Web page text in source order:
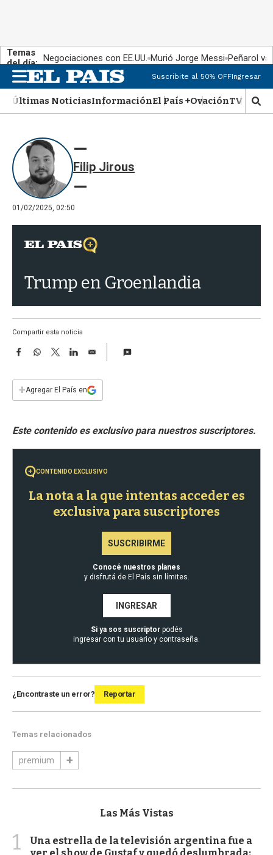
Temas
del día: Negociaciones con EE.UU. Murió Jorge Messi Peñarol
n
u
Suscribite al 50% OFFIngresar
Últimas NoticiasInformaciónEl País +OvaciónTV Show
M
o
q
Filip Jirous
01/02/2025, 02:50
Trump en Groenlandia
Compartir esta noticia
F
e
b
k
W
s
p
T
w
t
L
n
E
i
l
+Agregar El País en
CONTENIDO EXCLUSIVO
La nota a la que intentas acceder es
exclusiva para suscriptores
SUSCRIBIRME
Conocé nuestros planes
y disfrutá de El País sin límites.
INGRESAR
Si ya sos suscriptorpodés
ingresar con tu usuario y contraseña.
¿Encontraste un error? Reportar
Temas relacionados
premium
Las Más Vistas
1
Una estrella de la televisión argentina fue a